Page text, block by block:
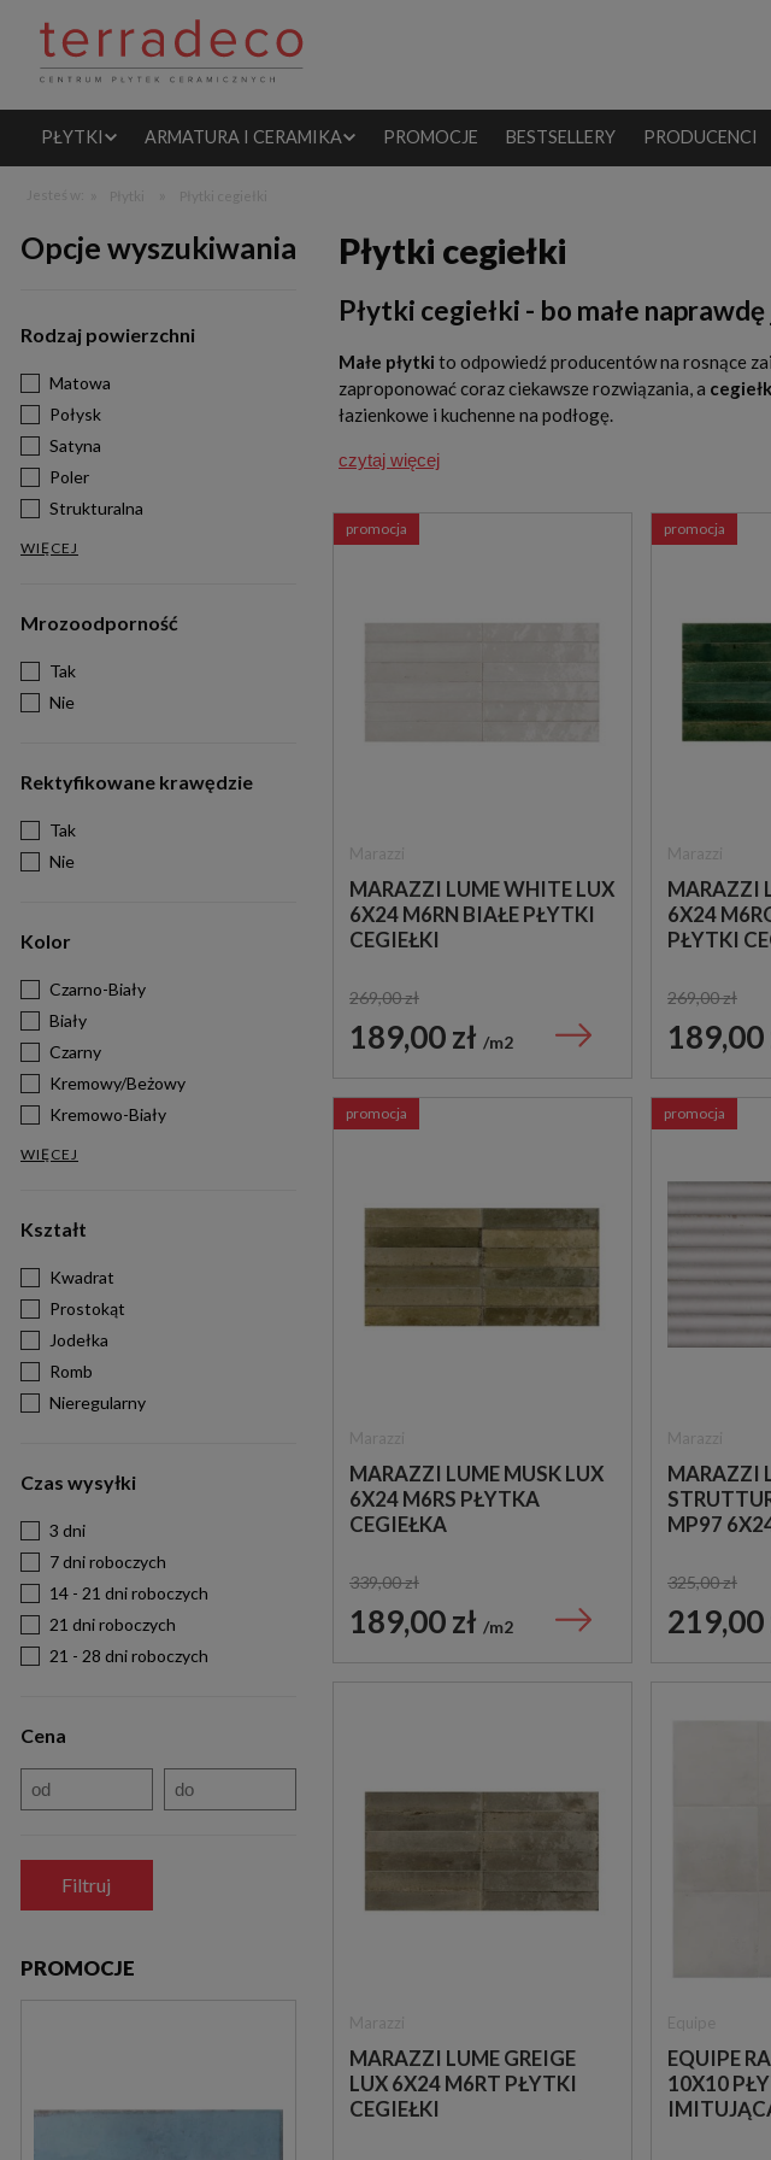
PŁYTKI ARMATURA I CERAMIKA PROMOCJE BESTSELLERY PRODUCENCI
Opcje wyszukiwania
Rodzaj powierzchni
Matowa
Połysk
Satyna
Poler
Strukturalna
WIĘCEJ
Mrozoodporność
Tak
Nie
Rektyfikowane krawędzie
Tak
Nie
Kolor
Czarno-Biały
Biały
Czarny
Kremowy/Beżowy
Kremowo-Biały
WIĘCEJ
Kształt
Kwadrat
Prostokąt
Jodełka
Romb
Nieregularny
Czas wysyłki
3 dni
7 dni roboczych
14 - 21 dni roboczych
21 dni roboczych
21 - 28 dni roboczych
Cena
Filtruj
PROMOCJE
Płytki cegiełki
Płytki cegiełki - bo małe
Małe płytki to odpowiedź producentów na rosnące
zaproponować coraz ciekawsze rozwiązania, a
łazienkowe i kuchenne na podłogę.
czytaj więcej
MARAZZI LUME WHITE LUX
6X24 M6RN BIAŁE PŁYTKI
CEGIEŁKI
269,00 zł
189,00 zł m2
promocja
MARAZZI
6X24
PŁYTKI
269,00 zł
189,00
promocja
MARAZZI LUME MUSK LUX
6X24 M6RS PŁYTKA
CEGIEŁKA
339,00 zł
189,00 zł m2
promocja
MARAZZI
MP97
PŁYTKA
325,00 zł
219,00
promocja
MARAZZI LUME GREIGE
LUX 6X24 M6RT PŁYTKI
CEGIEŁKI
EQUIPE
10X10